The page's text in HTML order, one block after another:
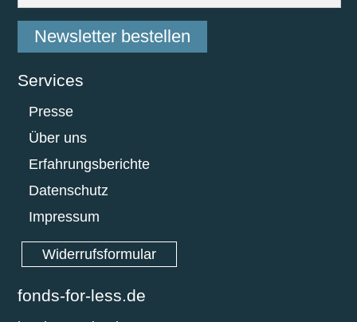
Newsletter bestellen
Services
Navigation
Presse
Über uns
Erfahrungsberichte
Datenschutz
Impressum
Widerrufsformular
fonds-for-less.de